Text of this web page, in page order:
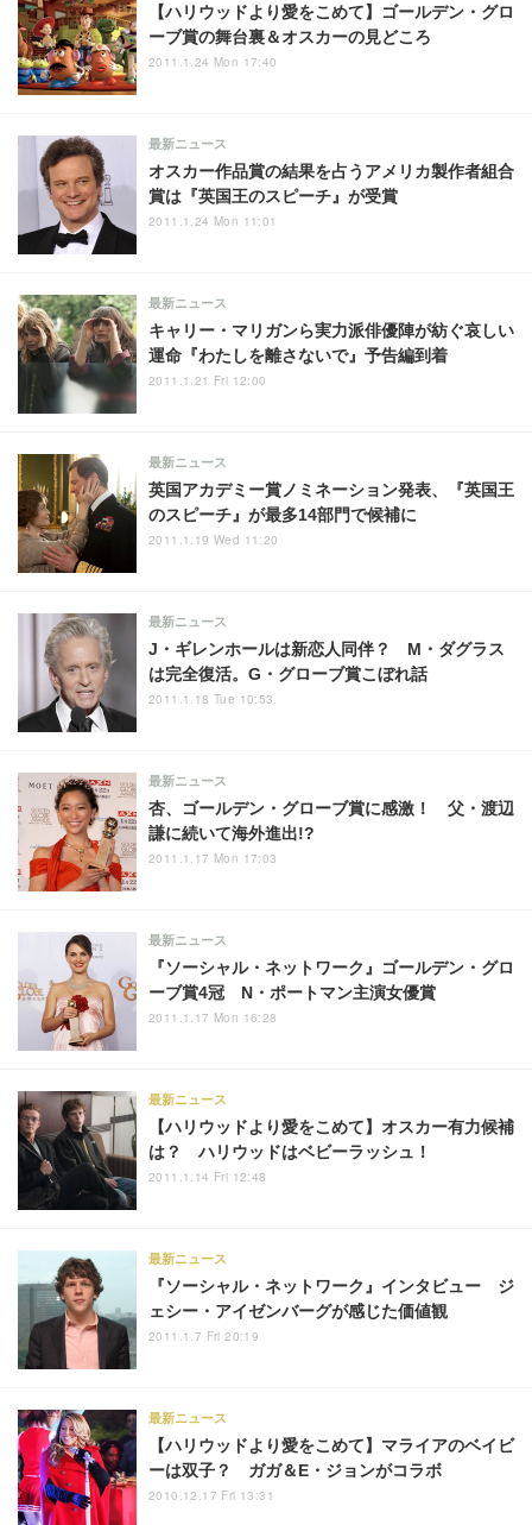
【ハリウッドより愛をこめて】ゴールデン・グロ
ーブ賞の舞台裏＆オスカーの見どころ
2011.1.24 Mon 17:40
オスカー作品賞の結果を占うアメリカ製作者組合
賞は『英国王のスピーチ』が受賞
最新ニュース
2011.1.24 Mon 11:01
キャリー・マリガンら実力派俳優陣が紡ぐ哀しい
運命『わたしを離さないで』予告編到着
最新ニュース
2011.1.21 Fri 12:00
英国アカデミー賞ノミネーション発表、『英国王
のスピーチ』が最多14部門で候補に
最新ニュース
2011.1.19 Wed 11:20
J・ギレンホールは新恋人同伴？ M・ダグラス
は完全復活。G・グローブ賞こぼれ話
最新ニュース
2011.1.18 Tue 10:53
杏、ゴールデン・グローブ賞に感激！ 父・渡辺
謙に続いて海外進出!?
最新ニュース
2011.1.17 Mon 17:03
『ソーシャル・ネットワーク』ゴールデン・グロ
ーブ賞4冠 N・ポートマン主演女優賞
最新ニュース
2011.1.17 Mon 16:28
【ハリウッドより愛をこめて】オスカー有力候補
は？ ハリウッドはベビーラッシュ！
最新ニュース
2011.1.14 Fri 12:48
『ソーシャル・ネットワーク』インタビュー ジ
ェシー・アイゼンバーグが感じた価値観
最新ニュース
2011.1.7 Fri 20:19
【ハリウッドより愛をこめて】マライアのベイビ
ーは双子？ ガガ＆E・ジョンがコラボ
最新ニュース
2010.12.17 Fri 13:31